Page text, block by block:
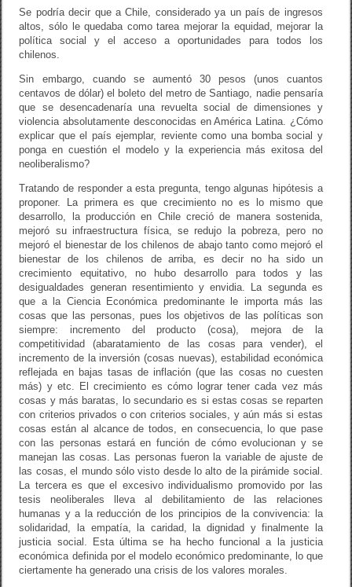
Se podría decir que a Chile, considerado ya un país de ingresos
altos, sólo le quedaba como tarea mejorar la equidad, mejorar la
política social y el acceso a oportunidades para todos los
chilenos.
Sin embargo, cuando se aumentó 30 pesos (unos cuantos
centavos de dólar) el boleto del metro de Santiago, nadie pensaría
que se desencadenaría una revuelta social de dimensiones y
violencia absolutamente desconocidas en América Latina. ¿Cómo
explicar que el país ejemplar, reviente como una bomba social y
ponga en cuestión el modelo y la experiencia más exitosa del
neoliberalismo?
Tratando de responder a esta pregunta, tengo algunas hipótesis a
proponer. La primera es que crecimiento no es lo mismo que
desarrollo, la producción en Chile creció de manera sostenida,
mejoró su infraestructura física, se redujo la pobreza, pero no
mejoró el bienestar de los chilenos de abajo tanto como mejoró el
bienestar de los chilenos de arriba, es decir no ha sido un
crecimiento equitativo, no hubo desarrollo para todos y las
desigualdades generan resentimiento y envidia. La segunda es
que a la Ciencia Económica predominante le importa más las
cosas que las personas, pues los objetivos de las políticas son
siempre: incremento del producto (cosa), mejora de la
competitividad (abaratamiento de las cosas para vender), el
incremento de la inversión (cosas nuevas), estabilidad económica
reflejada en bajas tasas de inflación (que las cosas no cuesten
más) y etc. El crecimiento es cómo lograr tener cada vez más
cosas y más baratas, lo secundario es si estas cosas se reparten
con criterios privados o con criterios sociales, y aún más si estas
cosas están al alcance de todos, en consecuencia, lo que pase
con las personas estará en función de cómo evolucionan y se
manejan las cosas. Las personas fueron la variable de ajuste de
las cosas, el mundo sólo visto desde lo alto de la pirámide social.
La tercera es que el excesivo individualismo promovido por las
tesis neoliberales lleva al debilitamiento de las relaciones
humanas y a la reducción de los principios de la convivencia: la
solidaridad, la empatía, la caridad, la dignidad y finalmente la
justicia social. Esta última se ha hecho funcional a la justicia
económica definida por el modelo económico predominante, lo que
ciertamente ha generado una crisis de los valores morales.